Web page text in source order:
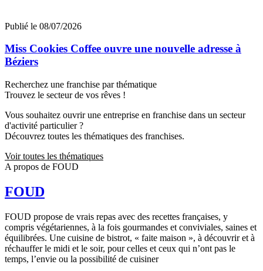
Publié le 08/07/2026
Miss Cookies Coffee ouvre une nouvelle adresse à
Béziers
Recherchez une franchise par thématique
Trouvez le secteur de vos rêves !
Vous souhaitez ouvrir une entreprise en franchise dans un secteur
d'activité particulier ?
Découvrez toutes les thématiques des franchises.
Voir toutes les thématiques
A propos de FOUD
FOUD
FOUD propose de vrais repas avec des recettes françaises, y
compris végétariennes, à la fois gourmandes et conviviales, saines et
équilibrées. Une cuisine de bistrot, « faite maison », à découvrir et à
réchauffer le midi et le soir, pour celles et ceux qui n’ont pas le
temps, l’envie ou la possibilité de cuisiner